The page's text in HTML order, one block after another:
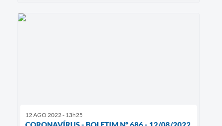
12 AGO 2022 - 13h25